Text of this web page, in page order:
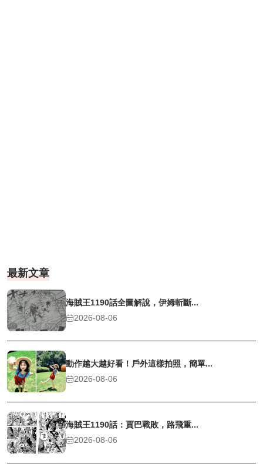
最新文章
海賊王1190話全圖解說，伊姆斬斷...
2026-08-06
動作越大越好看！戶外這樣拍照，簡單...
2026-08-06
海賊王1190話：賈巴戰敗，路飛重...
2026-08-06